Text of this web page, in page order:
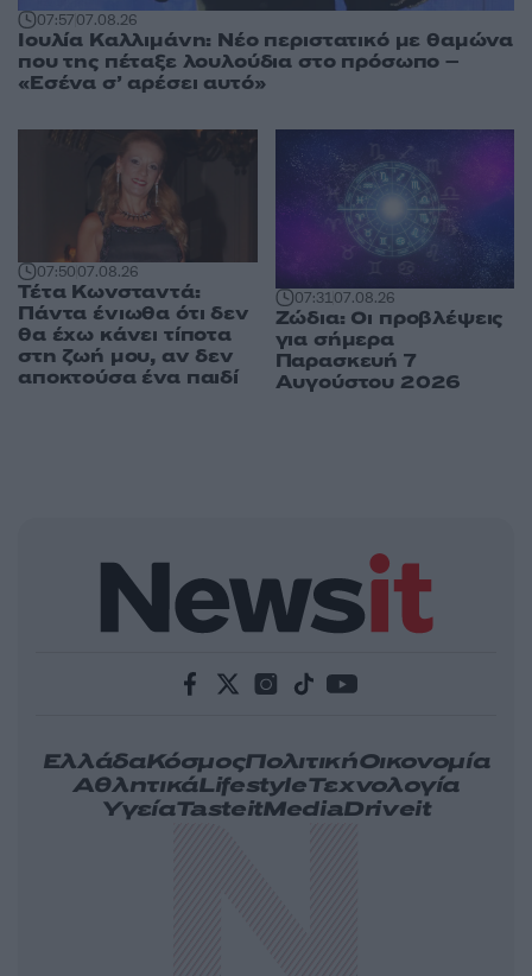
07:5707.08.26
Ιουλία Καλλιμάνη: Νέο περιστατικό με θαμώνα
που της πέταξε λουλούδια στο πρόσωπο –
«Εσένα σ’ αρέσει αυτό»
07:5007.08.26
Τέτα Κωνσταντά:
Πάντα ένιωθα ότι δεν
θα έχω κάνει τίποτα
στη ζωή μου, αν δεν
αποκτούσα ένα παιδί
07:3107.08.26
Ζώδια: Οι προβλέψεις
για σήμερα
Παρασκευή 7
Αυγούστου 2026
ΕλλάδαΚόσμοςΠολιτικήΟικονομία
ΑθλητικάLifestyleΤεχνολογία
ΥγείαTasteitMediaDriveit